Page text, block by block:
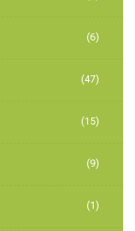
(6)
(47)
(15)
(9)
(1)